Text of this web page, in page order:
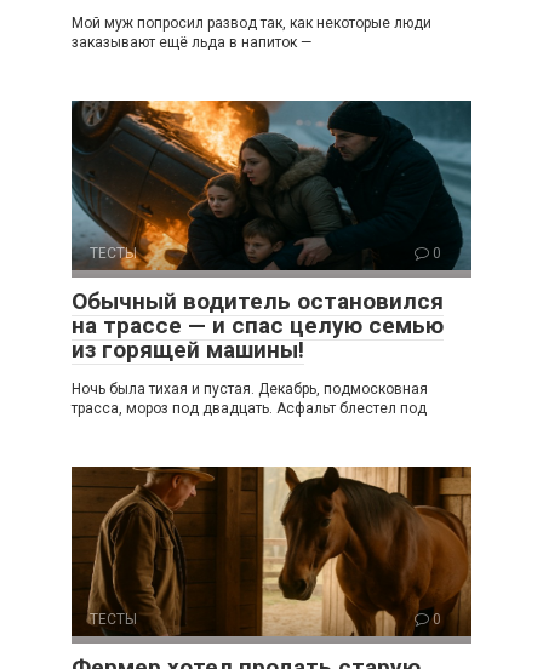
Мой муж попросил развод так, как некоторые люди
заказывают ещё льда в напиток —
ТЕСТЫ 0
Обычный водитель остановился
на трассе — и спас целую семью
из горящей машины!
Ночь была тихая и пустая. Декабрь, подмосковная
трасса, мороз под двадцать. Асфальт блестел под
ТЕСТЫ 0